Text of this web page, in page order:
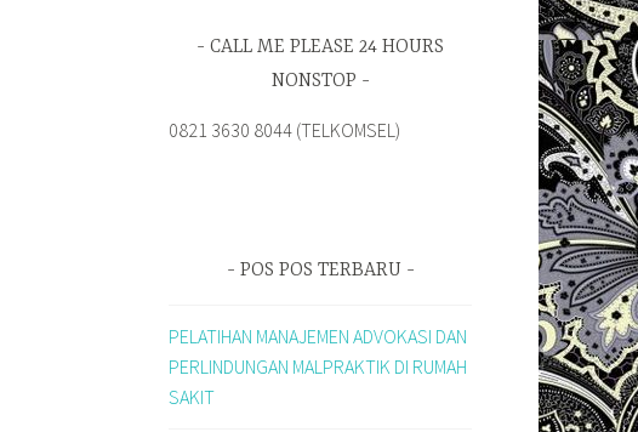
CALL ME PLEASE 24 HOURS
NONSTOP
0821 3630 8044 (TELKOMSEL)
POS POS TERBARU
PELATIHAN MANAJEMEN ADVOKASI DAN
PERLINDUNGAN MALPRAKTIK DI RUMAH
SAKIT